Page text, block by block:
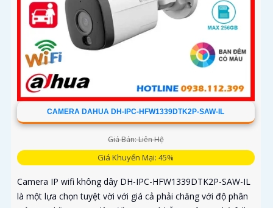
CAMERA DAHUA DH-IPC-HFW1339DTK2P-SAW-IL
Giá Bán: Liên Hệ
Giá Khuyến Mại: 45%
Camera IP wifi không dây DH-IPC-HFW1339DTK2P-SAW-IL
là một lựa chọn tuyệt vời với giá cả phải chăng với độ phân